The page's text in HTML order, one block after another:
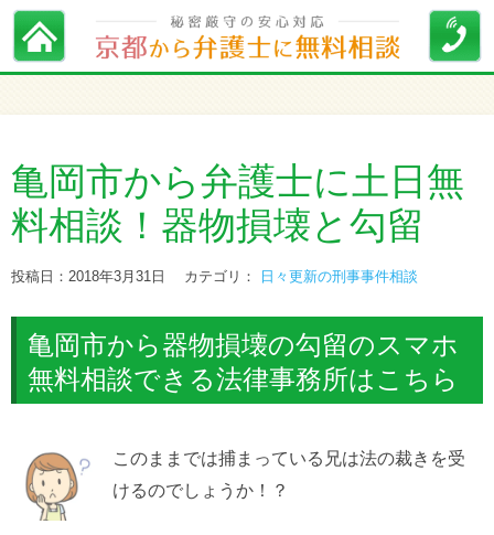
亀岡市から弁護士に土日無
料相談！器物損壊と勾留
投稿日：2018年3月31日 カテゴリ： 日々更新の刑事事件相談
亀岡市から器物損壊の勾留のスマホ
無料相談できる法律事務所はこちら
このままでは捕まっている兄は法の裁きを受
けるのでしょうか！？